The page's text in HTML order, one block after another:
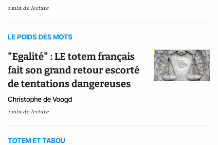
1 min de lecture
LE POIDS DES MOTS
"Egalité" : LE totem français
fait son grand retour escorté
de tentations dangereuses
Christophe de Voogd
1 min de lecture
TOTEM ET TABOU